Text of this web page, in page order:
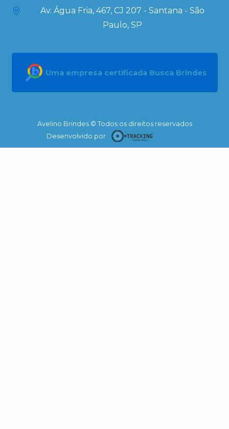
Av. Água Fria, 467, CJ 207 - Santana - São
Paulo, SP
Uma empresa certificada Busca Brindes
Avelino Brindes © Todos os direitos reservados
Desenvolvido por